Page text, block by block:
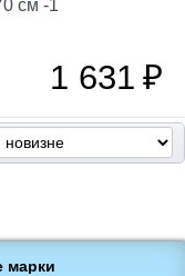
см -1
1 631₽
марки